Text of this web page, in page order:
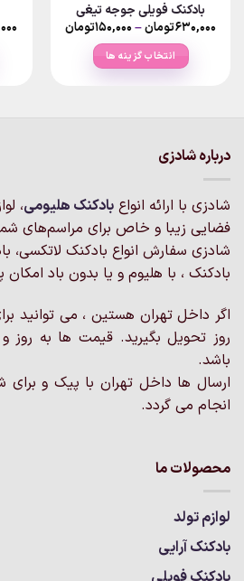
بادکنک فویلی جوجه تیغی
۶۳۰,۰۰۰تومان–۱۵۰,۰۰۰تومانPrice
انتخاب گزینه ها
گزینه
ها
ممکن
است
در
محصول
انتخاب
درباره شادزی
شادزی با ارائه انواع بادکنک‌ هلیومی،
فضایی زیبا و خاص برای مراسم‌های
شادزی سفارش انواع بادکنک لاتکسی،
بادکنک ، با هلیوم و یا بدون باد
روز تحویل بگیرید. قیمت ها به
باشد.
ارسال ها داخل تهران با پیک و
انجام می گردد.
محصولات ما
لوازم تولد
بادکنک آرایی